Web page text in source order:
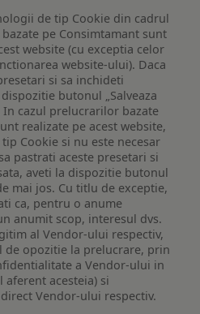
de tip Cookie din cadrul
pe Consimtamant sunt
website (cu exceptia celor
website-ului). Daca
si sa inchideti
butonul „Salveaza
cazul prelucrarilor bazate
realizate pe acest website,
Cookie si nu este necesar
pastrati aceste presetari si
aveti la dispozitie butonul
mai jos. Cu titlu de exceptie,
ca, pentru o anume
anumit scop, interesul dvs.
al Vendor-ului respectiv,
opozitie la prelucrare, prin
a Vendor-ului in
acesteia) si
Vendor-ului respectiv.